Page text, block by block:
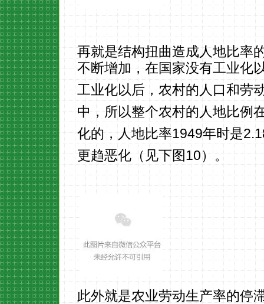
再就是结构扭曲造成人地比率
不断增加，在国家没有工业化
工业化以后，农村的人口和劳
中，所以整个农村的人地比例
化的，人地比率1949年时是
更趋恶化（见下图10）。
此外就是农业劳动生产率的停